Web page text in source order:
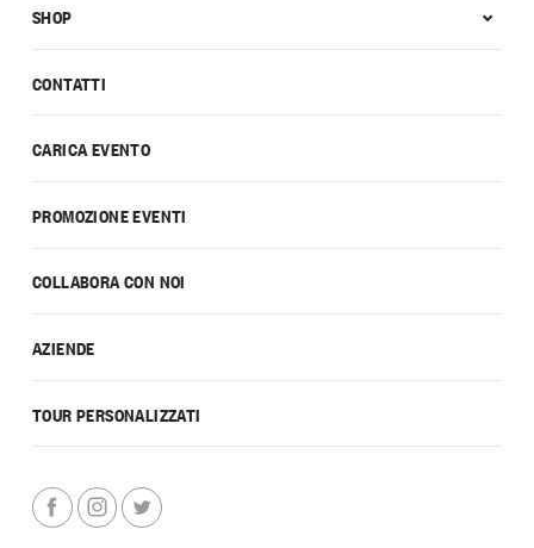
CONTATTI
CARICA EVENTO
PROMOZIONE EVENTI
COLLABORA CON NOI
AZIENDE
TOUR PERSONALIZZATI
SHOP